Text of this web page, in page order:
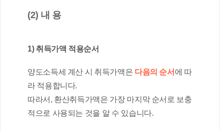
(2) 내 용
1) 취득가액 적용순서
양도소득세 계산 시 취득가액은 다음의 순서 에 따
라 적용합니다.
따라서, 환산취득가액은 가장 마지막 순서로 보충
적으로 사용되는 것을 알 수 있습니다.